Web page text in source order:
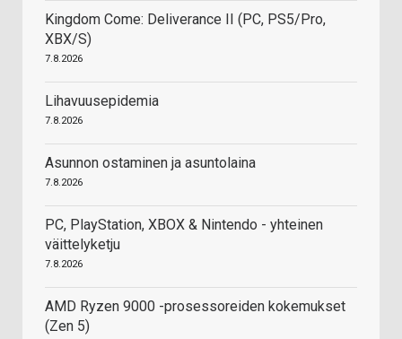
Kingdom Come: Deliverance II (PC, PS5/Pro,
XBX/S)
7.8.2026
Lihavuusepidemia
7.8.2026
Asunnon ostaminen ja asuntolaina
7.8.2026
PC, PlayStation, XBOX & Nintendo - yhteinen
väittelyketju
7.8.2026
AMD Ryzen 9000 -prosessoreiden kokemukset
(Zen 5)